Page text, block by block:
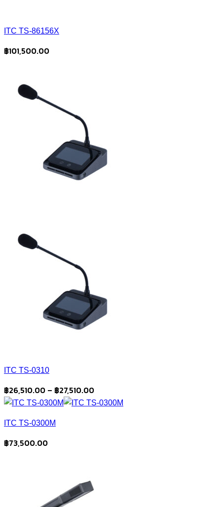
ITC TS-86156X
฿101,500.00
ITC TS-0310
฿26,510.00 – ฿27,510.00Price
range:
ITC TS-0300M
฿73,500.00